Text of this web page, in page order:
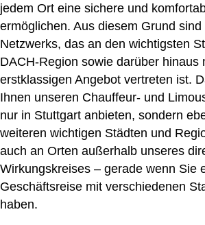
jedem Ort eine sichere und
ermöglichen. Aus diesem Grund sind
Netzwerks, das an den wichtigsten
DACH-Region sowie darüber hinaus
erstklassigen Angebot vertreten ist.
Ihnen unseren Chauffeur- und
nur in Stuttgart anbieten, sondern
weiteren wichtigen Städten und
auch an Orten außerhalb unseres
Wirkungskreises – gerade wenn Sie
Geschäftsreise mit verschiedenen
haben.